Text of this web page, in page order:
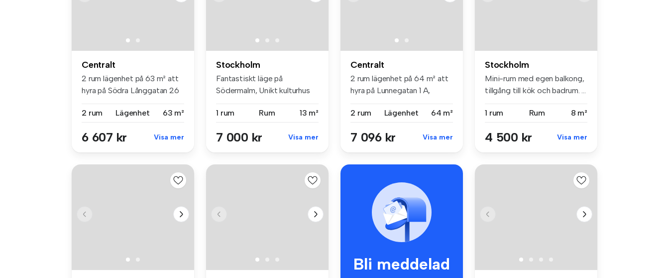
Centralt
2 rum lägenhet på 63 m² att
hyra på Södra Långgatan 26
2 rum
Lägenhet 63 m²
6 607 kr Visa mer
Stockholm
Fantastiskt läge på
Södermalm, Unikt kulturhus
1 rum
Rum 13 m²
7 000 kr Visa mer
Centralt
2 rum lägenhet på 64 m² att
hyra på Lunnegatan 1 A,
2 rum
Lägenhet 64 m²
7 096 kr Visa mer
Stockholm
Mini-rum med egen balkong,
tillgång till kök och badrum. ...
1 rum Rum 8 m²
4 500 kr Visa mer
Bli meddelad